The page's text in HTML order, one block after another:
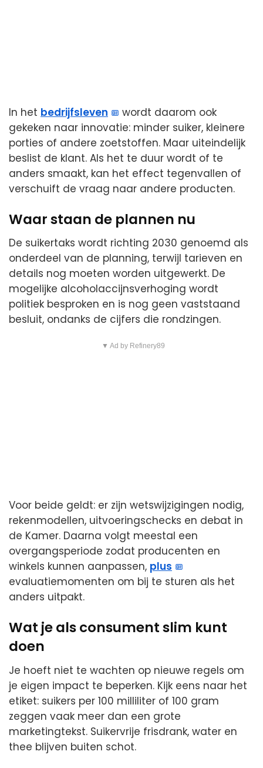
In het bedrijfsleven
wordt daarom ook
gekeken naar innovatie: minder suiker, kleinere
porties of andere zoetstoffen. Maar uiteindelijk
beslist de klant. Als het te duur wordt of te
anders smaakt, kan het effect tegenvallen of
verschuift de vraag naar andere producten.
Waar staan de plannen nu
De suikertaks wordt richting 2030 genoemd als
onderdeel van de planning, terwijl tarieven en
details nog moeten worden uitgewerkt. De
mogelijke alcoholaccijnsverhoging wordt
politiek besproken en is nog geen vaststaand
besluit, ondanks de cijfers die rondzingen.
▼ Ad by Refinery89
Voor beide geldt: er zijn wetswijzigingen nodig,
rekenmodellen, uitvoeringschecks en debat in
de Kamer. Daarna volgt meestal een
overgangsperiode zodat producenten en
winkels kunnen aanpassen, plus
evaluatiemomenten om bij te sturen als het
anders uitpakt.
Wat je als consument slim kunt
doen
Je hoeft niet te wachten op nieuwe regels om
je eigen impact te beperken. Kijk eens naar het
etiket: suikers per 100 milliliter of 100 gram
zeggen vaak meer dan een grote
marketingtekst. Suikervrije frisdrank, water en
thee blijven buiten schot.